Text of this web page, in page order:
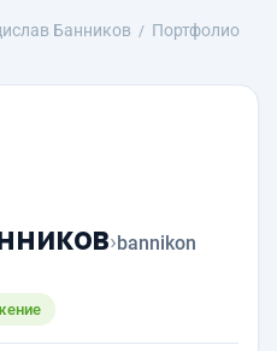
Банников
Портфолио
›bannikon